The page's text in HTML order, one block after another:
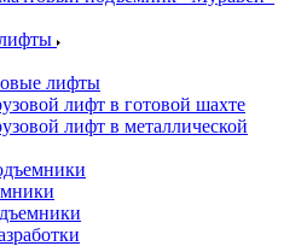
лифты
лифт в готовой шахте
лифт в металлической